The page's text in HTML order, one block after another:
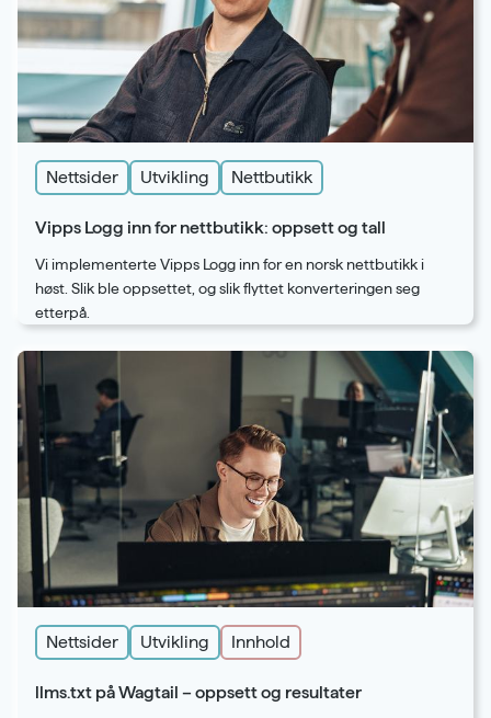
Nettsider Utvikling Nettbutikk
Vipps Logg inn for nettbutikk: oppsett og tall
Vi implementerte Vipps Logg inn for en norsk nettbutikk i
høst. Slik ble oppsettet, og slik flyttet konverteringen seg
etterpå.
Nettsider Utvikling Innhold
llms.txt på Wagtail – oppsett og resultater